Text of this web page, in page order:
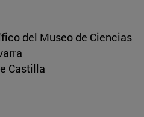
del Museo de Ciencias
Castilla